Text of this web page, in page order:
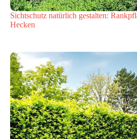
Sichtschutz natürlich gestalten:
Hecken